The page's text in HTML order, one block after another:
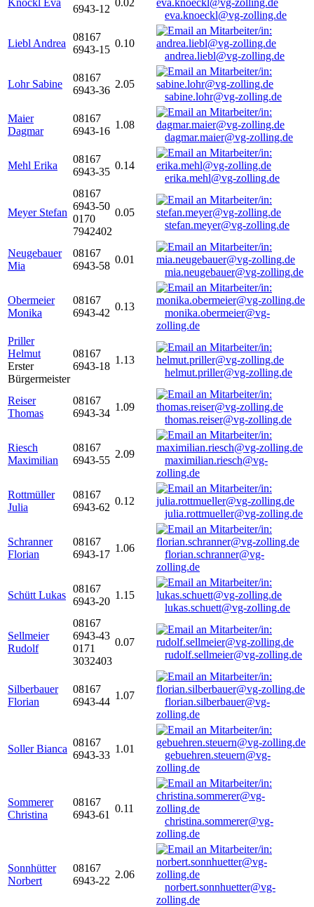
Knöckl Eva
6943-12
0.02
eva.knoeckl@vg-zolling.de
Liebl Andrea
08167
6943-15
0.10
andrea.liebl@vg-zolling.de
Lohr Sabine
08167
6943-36
2.05
sabine.lohr@vg-zolling.de
Maier
Dagmar
08167
6943-16
1.08
dagmar.maier@vg-zolling.de
Mehl Erika
08167
6943-35
0.14
erika.mehl@vg-zolling.de
Meyer Stefan
08167
6943-50
0170
7942402
0.05
stefan.meyer@vg-zolling.de
Neugebauer
Mia
08167
6943-58
0.01
mia.neugebauer@vg-zolling.de
Obermeier
Monika
08167
6943-42
0.13
monika.obermeier@vg-
zolling.de
Priller
Helmut
Erster
Bürgermeister
08167
6943-18
1.13
helmut.priller@vg-zolling.de
Reiser
Thomas
08167
6943-34
1.09
thomas.reiser@vg-zolling.de
Riesch
Maximilian
08167
6943-55
2.09
maximilian.riesch@vg-
zolling.de
Rottmüller
Julia
08167
6943-62
0.12
julia.rottmueller@vg-zolling.de
Schranner
Florian
08167
6943-17
1.06
florian.schranner@vg-
zolling.de
Schütt Lukas
08167
6943-20
1.15
lukas.schuett@vg-zolling.de
Sellmeier
Rudolf
08167
6943-43
0171
3032403
0.07
rudolf.sellmeier@vg-zolling.de
Silberbauer
Florian
08167
6943-44
1.07
florian.silberbauer@vg-
zolling.de
Soller Bianca
08167
6943-33
1.01
gebuehren.steuern@vg-
zolling.de
Sommerer
Christina
08167
6943-61
0.11
christina.sommerer@vg-
zolling.de
Sonnhütter
Norbert
08167
6943-22
2.06
norbert.sonnhuetter@vg-
zolling.de